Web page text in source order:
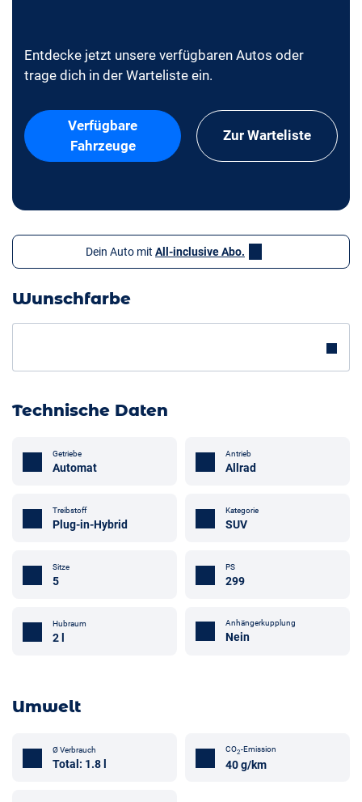
Entdecke jetzt unsere verfügbaren Autos oder
trage dich in der Warteliste ein.
Verfügbare
Fahrzeuge
Zur Warteliste
Dein Auto mit All-inclusive Abo.
Wunschfarbe
Technische Daten
Getriebe
Automat
Antrieb
Allrad
Treibstoff
Plug-in-Hybrid
Kategorie
SUV
Sitze
5
PS
299
Hubraum
2 l
Anhängerkupplung
Nein
Umwelt
Ø Verbrauch
Total: 1.8 l
CO2-Emission
40 g/km